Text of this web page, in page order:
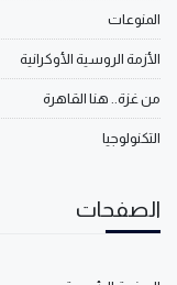
المنوعات
الأزمة الروسية الأوكرانية
من غزة.. هنا القاهرة
التكنولوجيا
الصفحات